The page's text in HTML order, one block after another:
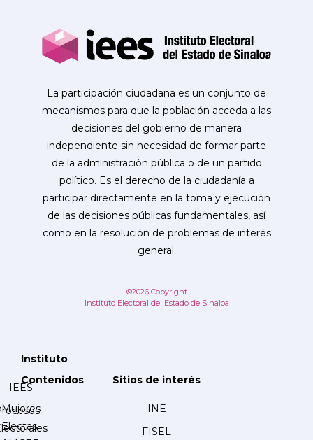
La participación ciudadana es un conjunto de
mecanismos para que la población acceda a las
decisiones del gobierno de manera
independiente sin necesidad de formar parte
de la administración pública o de un partido
político. Es el derecho de la ciudadanía a
participar directamente en la toma y ejecución
de las decisiones públicas fundamentales, así
como en la resolución de problemas de interés
general.
©2026 Copyright
Instituto Electoral del Estado de Sinaloa
Instituto
IEES
Contenidos
Mujeres
Electas
Sitios de interés
INE
FISEL